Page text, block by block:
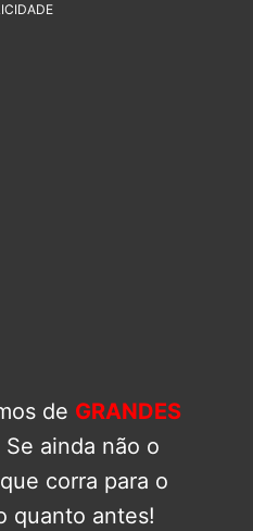
de GRANDES
ainda não o
corra para o
quanto antes!